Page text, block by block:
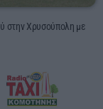
στην Χρυσούπολη με